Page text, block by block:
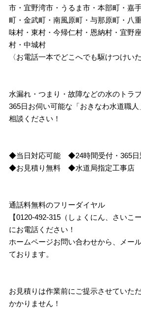
市・宜野湾市・うるま市・本部町・嘉
町・金武町・南風原町・与那原町・八
味村・東村・今帰仁村・恩納村・宜野
村・中城村
〈お電話一本でどこへでも駆けつけい
水漏れ・つまり・故障などの水のトラ
365日お伺い可能な「おきなわ水道職
相談ください！
◆当日対応可能 ◆24時間受付・365日
◆お見積り無料 ◆水道局指定工事店
通話料無料のフリーダイヤル
【0120-492-315（しょくにん、さいこ
にお電話ください！
ホームページお問い合わせから、メー
ております。
お見積りは作業前にご提示させていた
かかりません！